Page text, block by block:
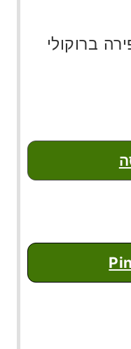
ברוקולי